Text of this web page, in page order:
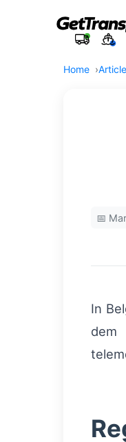
Home
📅
In
dem